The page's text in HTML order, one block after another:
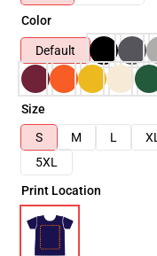
Color
Default
Size
S
M L XL
5XL
Print Location